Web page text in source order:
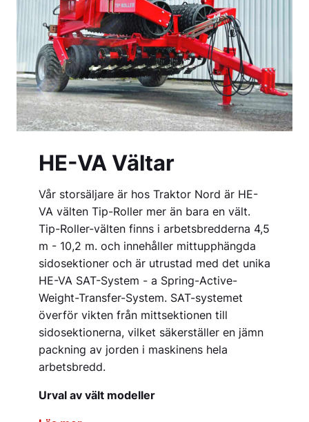
HE-VA Vältar
Vår storsäljare är hos Traktor Nord är HE-
VA välten Tip-Roller mer än bara en vält.
Tip-Roller-välten finns i arbetsbredderna 4,5
m - 10,2 m. och innehåller mittupphängda
sidosektioner och är utrustad med det unika
HE-VA SAT-System - a Spring-Active-
Weight-Transfer-System. SAT-systemet
överför vikten från mittsektionen till
sidosektionerna, vilket säkerställer en jämn
packning av jorden i maskinens hela
arbetsbredd.
Urval av vält modeller